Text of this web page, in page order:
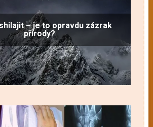
– je to opravdu zázrak
přírody?